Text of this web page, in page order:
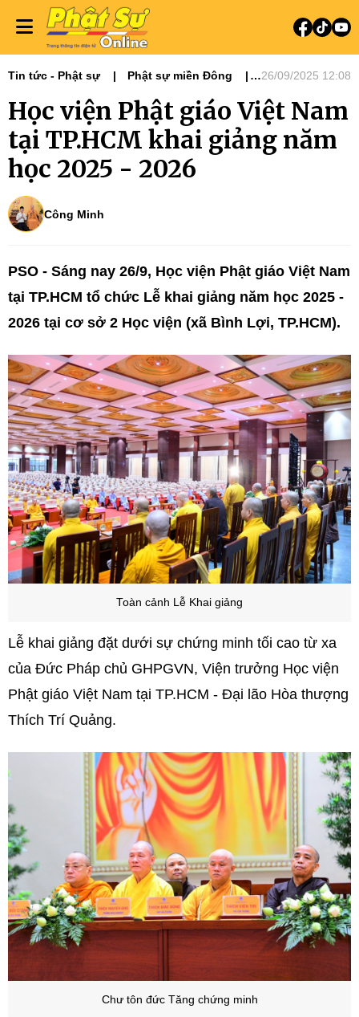
Tin tức - Phật sự
Phật sự miền Đông
Nổi bật
Phật sự Quốc tế
Tiêu điểm
26/09/2025 12:08
Học viện Phật giáo Việt Nam
tại TP.HCM khai giảng năm
học 2025 - 2026
Công Minh
PSO - Sáng nay 26/9, Học viện Phật giáo Việt Nam
tại TP.HCM tổ chức Lễ khai giảng năm học 2025 -
2026 tại cơ sở 2 Học viện (xã Bình Lợi, TP.HCM).
Toàn cảnh Lễ Khai giảng
Lễ khai giảng đặt dưới sự chứng minh tối cao từ xa
của Đức Pháp chủ GHPGVN, Viện trưởng Học viện
Phật giáo Việt Nam tại TP.HCM - Đại lão Hòa thượng
Thích Trí Quảng.
Chư tôn đức Tăng chứng minh